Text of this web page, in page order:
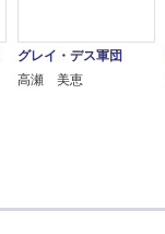
グレイ・デス軍団
高瀬 美恵